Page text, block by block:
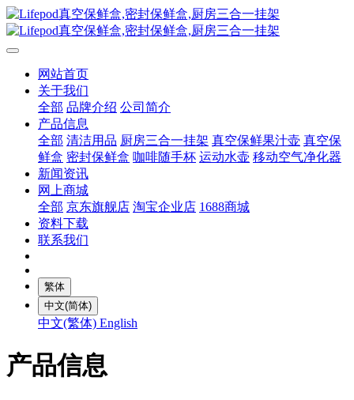
网站首页
关于我们
全部 品牌介绍 公司简介
产品信息
全部 清洁用品 厨房三合一挂架 真空保鲜果汁壶 真空保
鲜盒 密封保鲜盒 咖啡随手杯 运动水壶 移动空气净化器
新闻资讯
网上商城
全部 京东旗舰店 淘宝企业店 1688商城
资料下载
联系我们
繁体
中文(简体)
中文(繁体) English
产品信息